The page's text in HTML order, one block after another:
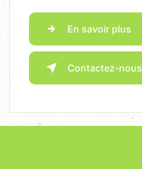
En savoir plus
Contactez-nous